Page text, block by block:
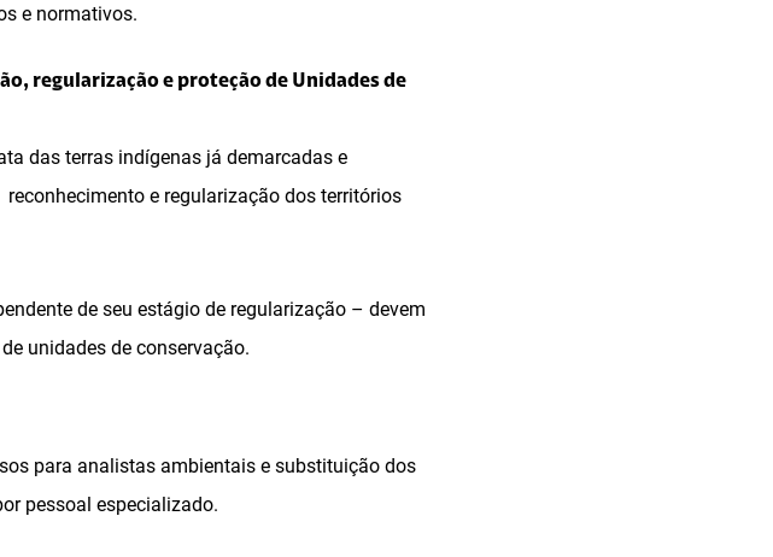
e normativos.
regularização e proteção de Unidades de
das terras indígenas já demarcadas e
e regularização dos territórios
de seu estágio de regularização – devem
unidades de conservação.
para analistas ambientais e substituição dos
pessoal especializado.